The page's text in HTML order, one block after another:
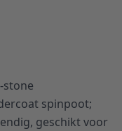
stone
spinpoot;
geschikt voor